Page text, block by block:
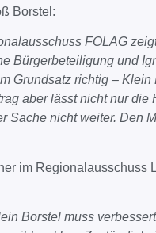
Borstel:
FOLAG
Bürgerbeteiligung und
Grundsatz richtig –
aber lässt nicht nur die
Sache nicht weiter. Den
im Regionalausschuss
Borstel muss